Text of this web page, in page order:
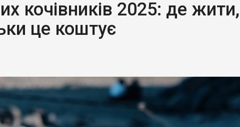
кочівників 2025: де жити,
це коштує